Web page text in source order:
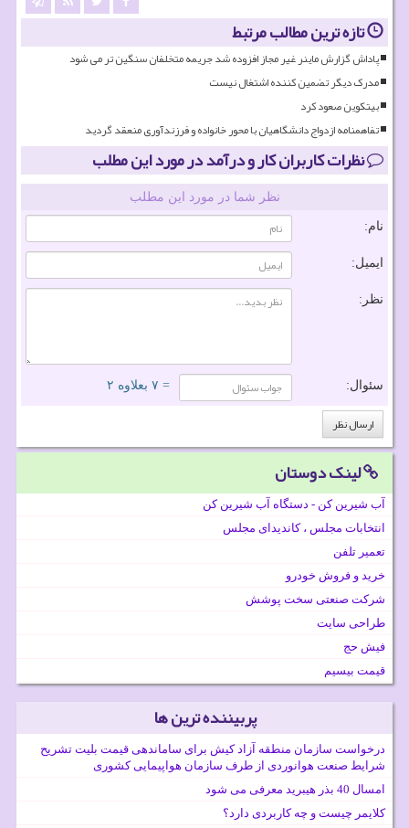
تازه ترین مطالب مرتبط
پاداش گزارش ماینر غیر مجاز افزوده شد جریمه متخلفان سنگین تر می شود
مدرک دیگر تضمین کننده اشتغال نیست
بیتکوین صعود کرد
تفاهمنامه ازدواج دانشگاهیان با محور خانواده و فرزندآوری منعقد گردید
نظرات کاربران کار و درآمد در مورد این مطلب
نظر شما در مورد این مطلب
نام:
ایمیل:
نظر:
سئوال: = ۷ بعلاوه ۲
لینک دوستان
آب شیرین کن - دستگاه آب شیرین کن
انتخابات مجلس ، کاندیدای مجلس
تعمیر تلفن
خرید و فروش خودرو
شرکت صنعتی سخت پوشش
طراحی سایت
فیش حج
قیمت بیسیم
پربیننده ترین ها
درخواست سازمان منطقه آزاد کیش برای ساماندهی قیمت بلیت تشریح
شرایط صنعت هوانوردی از طرف سازمان هواپیمایی کشوری
امسال 40 بذر هیبرید معرفی می شود
کلایمر چیست و چه کاربردی دارد؟